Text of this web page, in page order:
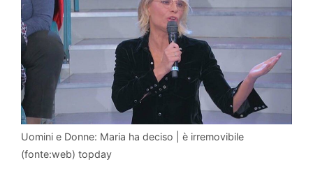
Uomini e Donne: Maria ha deciso | è irremovibile
(fonte:web) topday